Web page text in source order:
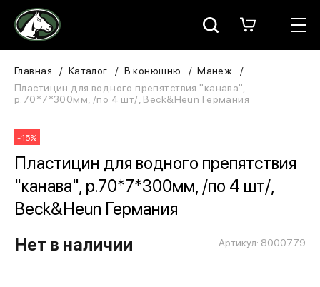
Москва
Для всадника
Для лошади
В конюшню
ЗООТОВАРЫ
Главная Каталог В конюшню
Манеж
Пластицин для водного препятствия "канава",
р.70*7*300мм, /по 4 шт/, Beck&Heun Германия
-15%
Пластицин для водного препятствия
"канава", р.70*7*300мм, /по 4 шт/,
Beck&Heun Германия
Артикул: 8000779
Нет в наличии